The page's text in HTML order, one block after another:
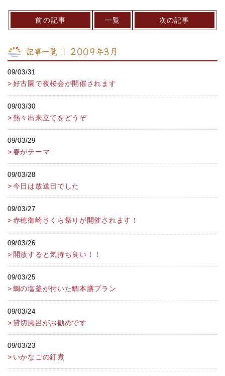
前の記事 一覧 次の記事
記事一覧 ｜ 2009年3月
09/03/31
好古園で夜桜会が開催されます
09/03/30
熱々出来立てをどうぞ
09/03/29
春がテーマ
09/03/28
今日は放送日でした
09/03/27
赤穂御崎さくら祭りが開催されます！
09/03/26
開放すると気持ち良い！！
09/03/25
鯛の塩釜が付いた鯛本膳プラン
09/03/24
貸切風呂がお勧めです
09/03/23
いかなごの釘煮